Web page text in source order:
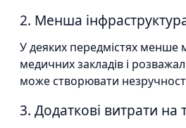
2. Менша
У деяких передмістях менше
медичних закладів і
може створювати
3. Додаткові витрати на